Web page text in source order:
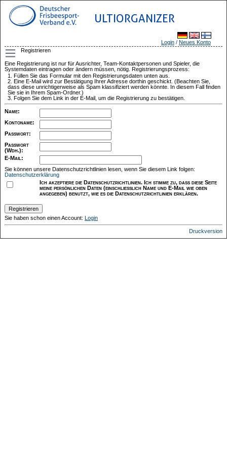
ULTIORGANIZER
Login / Neues Konto
Registrieren
Eine Registrierung ist nur für Ausrichter, Team-Kontaktpersonen und Spieler, die
Systemdaten eintragen oder ändern müssen, nötig. Registrierungsprozess:
Füllen Sie das Formular mit den Registrierungsdaten unten aus.
Eine E-Mail wird zur Bestätigung Ihrer Adresse dorthin geschickt. (Beachten Sie,
dass diese unrichtigerweise als Spam klassifiziert werden könnte. In diesem Fall finden
Sie sie in Ihrem Spam-Ordner.)
Folgen Sie dem Link in der E-Mail, um die Registrierung zu bestätigen.
Name:
Kontoname:
Passwort:
Passwort
(Wdh.):
E-Mail :
Sie können unsere Datenschutzrichtlinien lesen, wenn Sie diesem Link folgen:
Datenschutzerklärung
Ich akzeptiere die Datenschutzrichtlinien. Ich stimme zu, dass diese Seite
meine persönlichen Daten (einschließlich Name und E-Mail wie oben
angegeben) benutzt, wie es die Datenschutzrichtlinien erklären.
Sie haben schon einen Account: Login
Druckversion